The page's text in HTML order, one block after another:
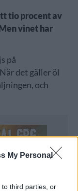
My Personal
third parties, or
tio procent av
vinet har
på
det gäller öl
och